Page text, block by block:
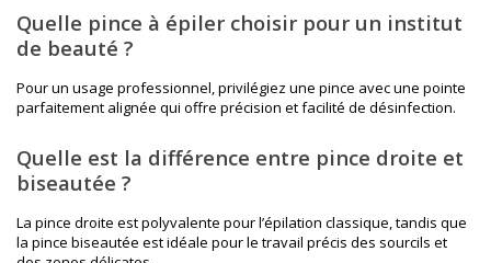
Quelle pince à épiler choisir pour un institut
de beauté ?
Pour un usage professionnel, privilégiez une pince avec une pointe
parfaitement alignée qui offre précision et facilité de désinfection.
Quelle est la différence entre pince droite et
biseautée ?
La pince droite est polyvalente pour l’épilation classique, tandis que
la pince biseautée est idéale pour le travail précis des sourcils et